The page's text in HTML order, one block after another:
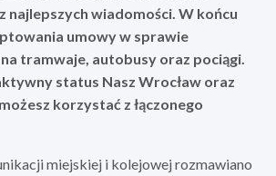
najlepszych wiadomości. W końcu
umowy w sprawie
tramwaje, autobusy oraz pociągi.
status Nasz Wrocław oraz
korzystać z łączonego
miejskiej i kolejowej rozmawiano